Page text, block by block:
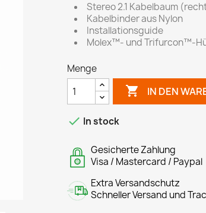
Stereo 2.1 Kabelbaum
Kabelbinder aus Nylon
Installationsguide
Molex™- und Trifurcon™-
Menge
 IN DEN
 In stock
Gesicherte Zahlung
Visa / Mastercard / Paypal
Extra Versandschutz
Schneller Versand und